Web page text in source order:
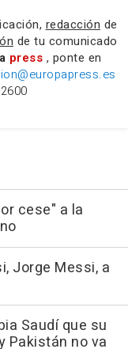
redacción de
de tu comunicado
press , ponte en
cese" a la
Jorge Messi, a
Saudí que su
Pakistán no va